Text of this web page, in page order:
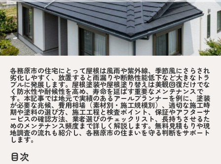
各務原市の住宅にとって屋根は風雨や紫外線、季節風にさらされ
劣化しやすく、放置すると雨漏りや断熱性能低下など大きなトラ
ブルに発展します。屋根塗装や屋根塗り替えは美観回復だけでな
く防水性や耐候性を高め、寿命を延ばす重要なメンテナンスで
す。本記事では地元で実績のあるアールプランナーを例に、塗装
が必要な兆候、費用相場（素材別・施工規模別）、適切な施工時
期や塗料の選び方、施工工程と検査ポイント、保証やアフターサ
ービスの確認方法、業者選びのチェックリスト、長持ちさせるた
めのメンテナンス頻度まで詳しく解説します。無料見積もりや現
地調査の流れも紹介し、各務原市の住まいを守る判断をサポート
します。
目次